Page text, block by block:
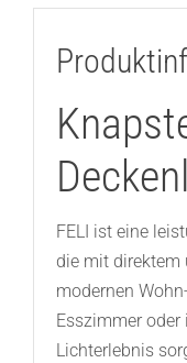
FELI ist eine
die mit direktem
modernen
Esszimmer
Lichterlebnis